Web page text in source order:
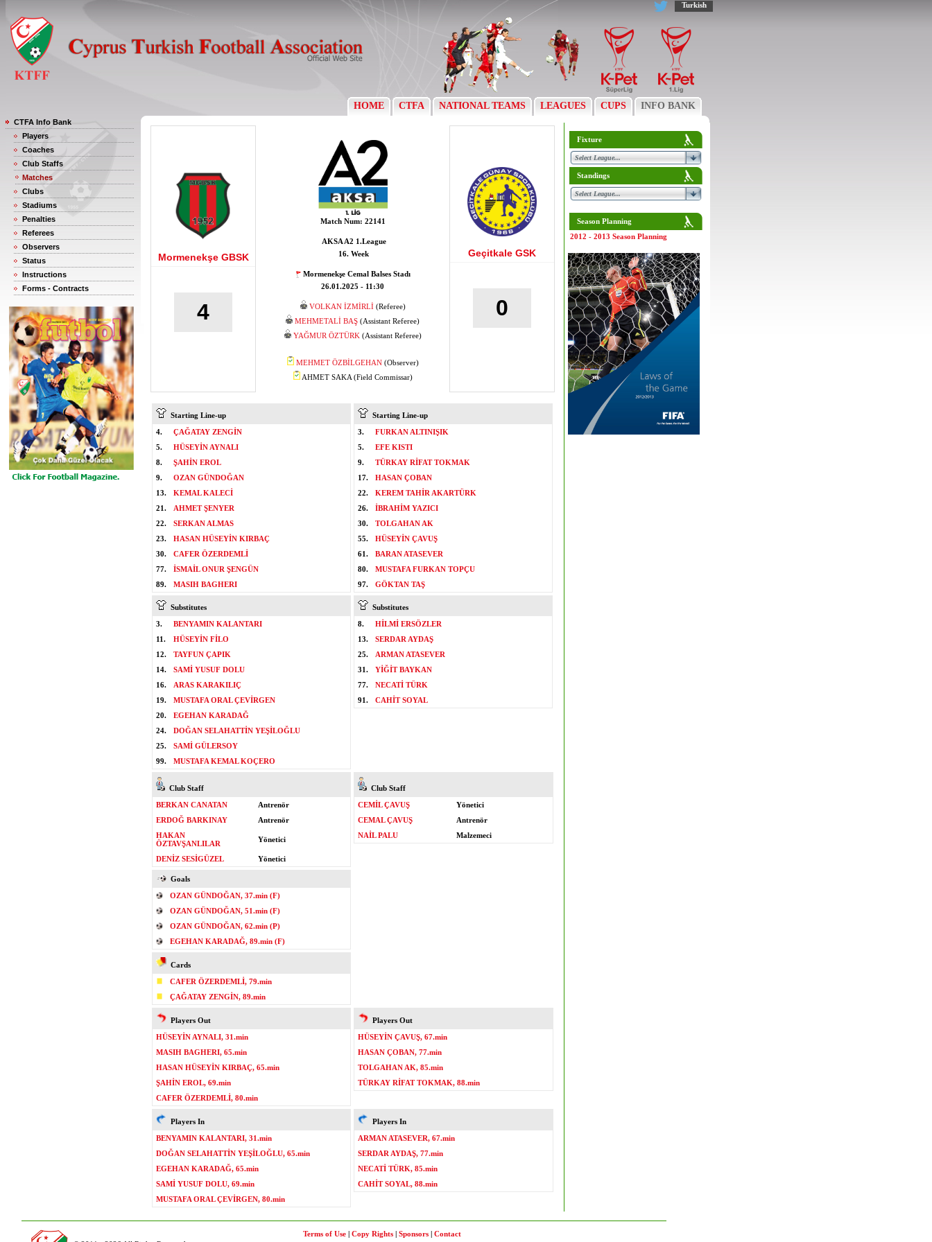
Turkish
HOME CTFA NATIONAL TEAMS LEAGUES CUPS INFO BANK
CTFA Info Bank
Players
Coaches
Club Staffs
Matches
Clubs
Stadiums
Penalties
Referees
Observers
Status
Instructions
Forms - Contracts
Mormenekşe GBSK
4
Match Num: 22141
AKSA A2 1.League
16. Week
Mormenekşe Cemal Balses Stadı
26.01.2025 - 11:30
VOLKAN İZMİRLİ(Referee)
MEHMETALİ BAŞ (Assistant Referee)
YAĞMUR ÖZTÜRK(Assistant Referee)
MEHMET ÖZBİLGEHAN(Observer)
AHMET SAKA (Field Commissar)
Geçitkale GSK
0
Starting Line-up
4.
ÇAĞATAY ZENGİN
5.
HÜSEYİN AYNALI
8.
ŞAHİN EROL
9.
OZAN GÜNDOĞAN
13.
KEMAL KALECİ
21.
AHMET ŞENYER
22.
SERKAN ALMAS
23.
HASAN HÜSEYİN KIRBAÇ
30.
CAFER ÖZERDEMLİ
77.
İSMAİL ONUR ŞENGÜN
89.
MASIH BAGHERI
Starting Line-up
3.
FURKAN ALTINIŞIK
5.
EFE KISTI
9.
TÜRKAY RİFAT TOKMAK
17.
HASAN ÇOBAN
22.
KEREM TAHİR AKARTÜRK
26.
İBRAHİM YAZICI
30.
TOLGAHAN AK
55.
HÜSEYİN ÇAVUŞ
61.
BARAN ATASEVER
80.
MUSTAFA FURKAN TOPÇU
97.
GÖKTAN TAŞ
Substitutes
3.
BENYAMIN KALANTARI
11.
HÜSEYİN FİLO
12.
TAYFUN ÇAPIK
14.
SAMİ YUSUF DOLU
16.
ARAS KARAKILIÇ
19.
MUSTAFA ORAL ÇEVİRGEN
20.
EGEHAN KARADAĞ
24.
DOĞAN SELAHATTİN YEŞİLOĞLU
25.
SAMİ GÜLERSOY
99.
MUSTAFA KEMAL KOÇERO
Substitutes
8.
HİLMİ ERSÖZLER
13.
SERDAR AYDAŞ
25.
ARMAN ATASEVER
31.
YİĞİT BAYKAN
77.
NECATİ TÜRK
91.
CAHİT SOYAL
Club Staff
BERKAN CANATAN
Antrenör
ERDOĞ BARKINAY
Antrenör
HAKAN
ÖZTAVŞANLILAR
Yönetici
DENİZ SESİGÜZEL Yönetici
Club Staff
CEMİL ÇAVUŞ
Yönetici
CEMAL ÇAVUŞ
Antrenör
NAİL PALU
Malzemeci
Goals
OZAN GÜNDOĞAN, 37.min (F)
OZAN GÜNDOĞAN, 51.min (F)
OZAN GÜNDOĞAN, 62.min (P)
EGEHAN KARADAĞ, 89.min (F)
Cards
CAFER ÖZERDEMLİ, 79.min
ÇAĞATAY ZENGİN, 89.min
Players Out
HÜSEYİN AYNALI, 31.min
MASIH BAGHERI, 65.min
HASAN HÜSEYİN KIRBAÇ, 65.min
ŞAHİN EROL, 69.min
CAFER ÖZERDEMLİ, 80.min
Players Out
HÜSEYİN ÇAVUŞ, 67.min
HASAN ÇOBAN, 77.min
TOLGAHAN AK, 85.min
TÜRKAY RİFAT TOKMAK, 88.min
Players In
BENYAMIN KALANTARI, 31.min
DOĞAN SELAHATTİN YEŞİLOĞLU, 65.min
EGEHAN KARADAĞ, 65.min
SAMİ YUSUF DOLU, 69.min
MUSTAFA ORAL ÇEVİRGEN, 80.min
Players In
ARMAN ATASEVER, 67.min
SERDAR AYDAŞ, 77.min
NECATİ TÜRK, 85.min
CAHİT SOYAL, 88.min
Fixture
Standings
Season Planning
2012 - 2013 Season Planning
Terms of Use | Copy Rights | Sponsors | Contact